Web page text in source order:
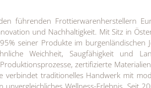
führenden Frottierwarenherstellern
und Nachhaltigkeit. Mit Sitz in
seiner Produkte im burgenländischen
Weichheit, Saugfähigkeit und
zertifizierte
verbindet traditionelles Handwerk mit